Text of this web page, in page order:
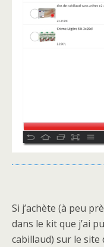
Si j’achète (à peu
dans le kit que j’ai
cabillaud) sur le site